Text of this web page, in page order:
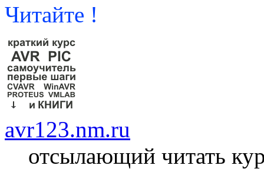
Читайте !
avr123.nm.ru
отсылающий читать